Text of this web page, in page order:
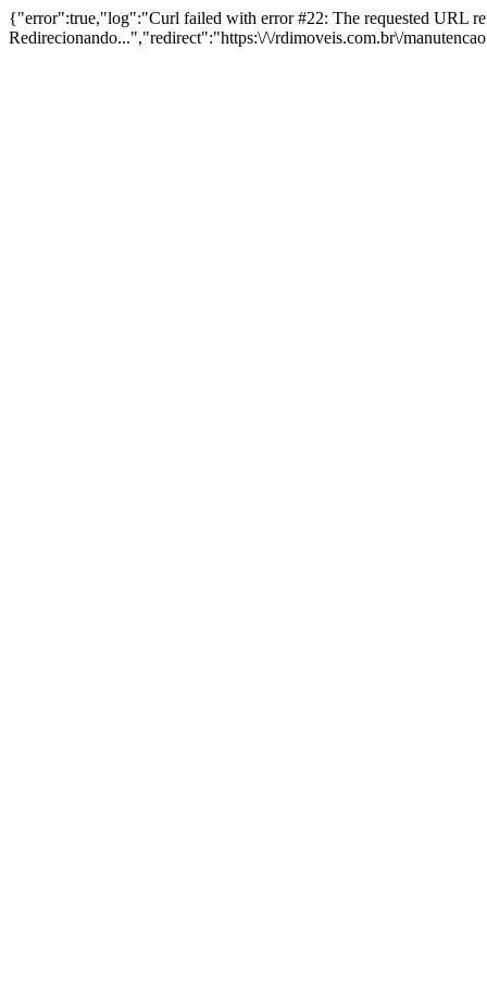
{"error":true,"log":"Curl failed with error #22: The requested URL
Redirecionando...","redirect":"https:\/\/rdimoveis.com.br\/